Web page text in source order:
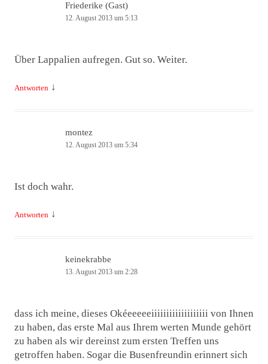
Friederike (Gast)
12. August 2013 um 5:13
Über Lappalien aufregen. Gut so. Weiter.
Antworten ↓
montez
12. August 2013 um 5:34
Ist doch wahr.
Antworten ↓
keinekrabbe
13. August 2013 um 2:28
dass ich meine, dieses Okéeeeeeiiiiiiiiiiiiiiiiiii von Ihnen
zu haben, das erste Mal aus Ihrem werten Munde gehört
zu haben als wir dereinst zum ersten Treffen uns
getroffen haben. Sogar die Busenfreundin erinnert sich